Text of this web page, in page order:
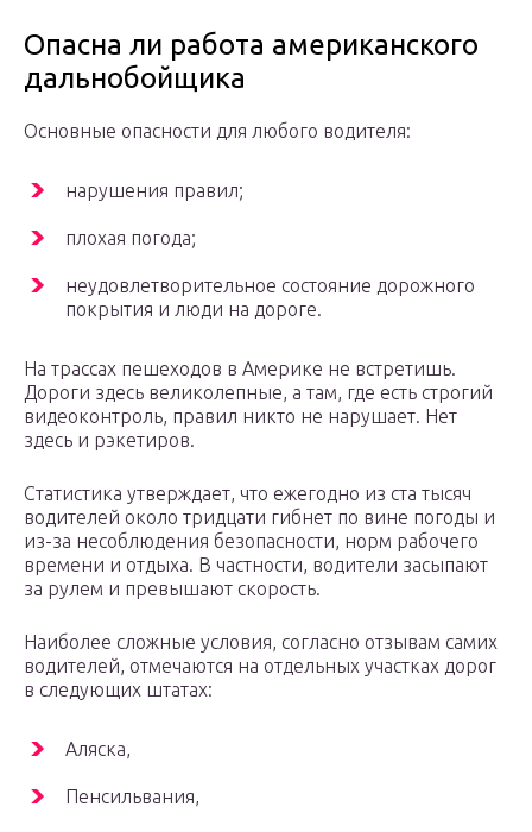
Опасна ли работа американского
дальнобойщика
Основные опасности для любого водителя:
нарушения правил;
плохая погода;
неудовлетворительное состояние дорожного
покрытия и люди на дороге.
На трассах пешеходов в Америке не встретишь.
Дороги здесь великолепные, а там, где есть строгий
видеоконтроль, правил никто не нарушает. Нет
здесь и рэкетиров.
Статистика утверждает, что ежегодно из ста тысяч
водителей около тридцати гибнет по вине погоды и
из-за несоблюдения безопасности, норм рабочего
времени и отдыха. В частности, водители засыпают
за рулем и превышают скорость.
Наиболее сложные условия, согласно отзывам самих
водителей, отмечаются на отдельных участках дорог
в следующих штатах:
Аляска,
Пенсильвания,